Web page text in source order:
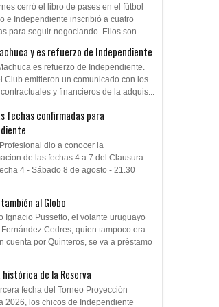
cerró el libro de pases en el fútbol
e Independiente inscribió a cuatro
para seguir negociando. Ellos son...
y es refuerzo de Independiente
es refuerzo de Independiente.
Club emitieron un comunicado con los
y financieros de la adquis...
fechas confirmadas para
dio a conocer la
de las fechas 4 a 7 del Clausura
4 - Sábado 8 de agosto - 21.30
al Globo
Ignacio Pussetto, el volante uruguayo
Fernández Cedres, quien tampoco era
cuenta por Quinteros, se va a préstamo
histórica de la Reserva
fecha del Torneo Proyección
2026, los chicos de Independiente